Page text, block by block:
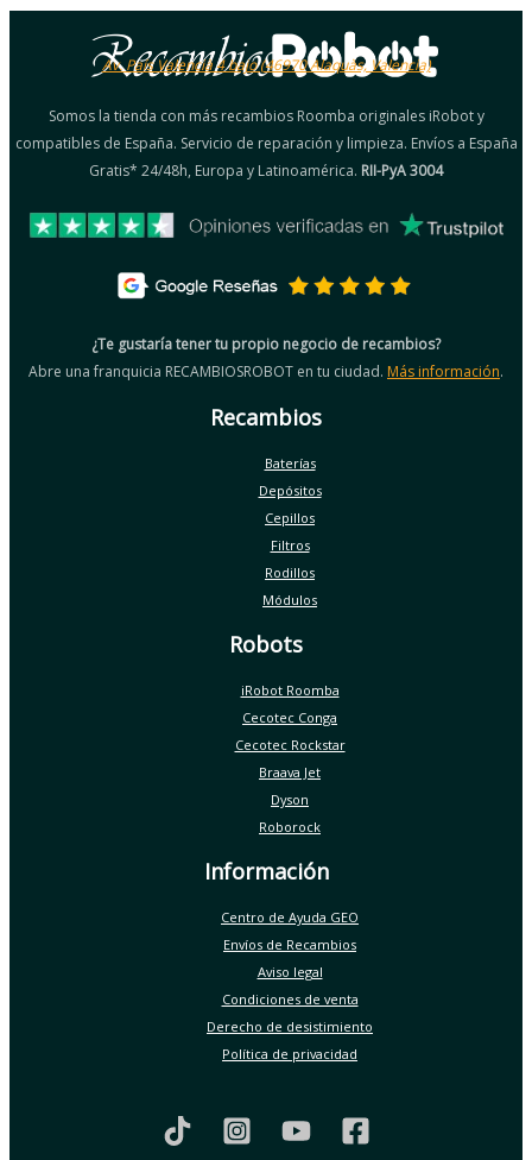
Av. País Valencià 4 bajo (46970 Alaquàs, Valencia)
Somos la tienda con más recambios Roomba originales iRobot y
compatibles de España. Servicio de reparación y limpieza. Envíos a España
Gratis* 24/48h, Europa y Latinoamérica. RII-PyA 3004
¿Te gustaría tener tu propio negocio de recambios?
Abre una franquicia RECAMBIOSROBOT en tu ciudad. Más información.
Recambios
Baterías
Depósitos
Cepillos
Filtros
Rodillos
Módulos
Robots
iRobot Roomba
Cecotec Conga
Cecotec Rockstar
Braava Jet
Dyson
Roborock
Información
Centro de Ayuda GEO
Envíos de Recambios
Aviso legal
Condiciones de venta
Derecho de desistimiento
Política de privacidad